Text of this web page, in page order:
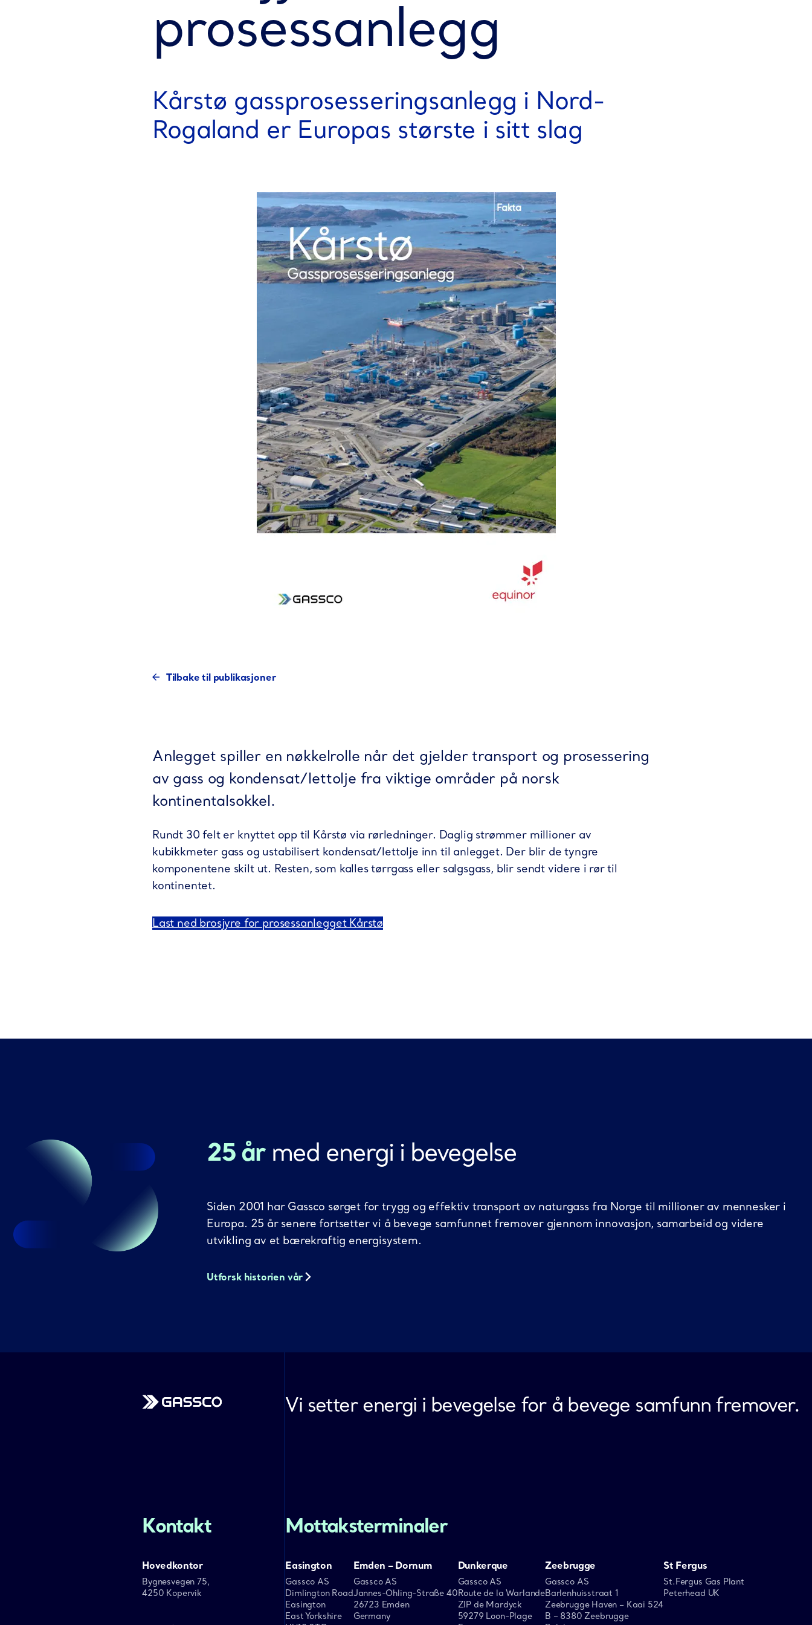
prosessanlegg
Kårstø gassprosesseringsanlegg i Nord-
Rogaland er Europas største i sitt slag
Tilbake til publikasjoner
Anlegget spiller en nøkkelrolle når det gjelder transport og prosessering
av gass og kondensat/lettolje fra viktige områder på norsk
kontinentalsokkel.
Rundt 30 felt er knyttet opp til Kårstø via rørledninger. Daglig strømmer millioner av
kubikkmeter gass og ustabilisert kondensat/lettolje inn til anlegget. Der blir de tyngre
komponentene skilt ut. Resten, som kalles tørrgass eller salgsgass, blir sendt videre i rør til
kontinentet.
Last ned brosjyre for prosessanlegget Kårstø
25 årmed energi i bevegelse
Siden 2001 har Gassco sørget for trygg og effektiv transport av naturgass fra Norge til millioner av mennesker i
Europa. 25 år senere fortsetter vi å bevege samfunnet fremover gjennom innovasjon, samarbeid og videre
utvikling av et bærekraftig energisystem.
Utforsk historien vår
Kontakt
Hovedkontor
Bygnesvegen 75,
4250 Kopervik
Vi setter energi i bevegelse for å bevege samfunn fremover.
Mottaksterminaler
Easington
Gassco AS
Dimlington Road
Easington
East Yorkshire
Emden – Dornum
Gassco AS
Jannes-Ohling-Straße 40
26723 Emden
Germany
Dunkerque
Gassco AS
Route de la Warlande
ZIP de Mardyck
59279 Loon-Plage
Zeebrugge
Gassco AS
Barlenhuisstraat 1
Zeebrugge Haven – Kaai 524
B – 8380 Zeebrugge
St Fergus
St.Fergus Gas Plant
Peterhead UK